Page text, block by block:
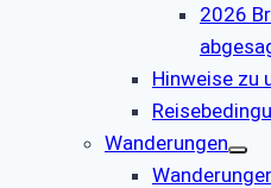
2026
Hinweise zu
Wanderungen